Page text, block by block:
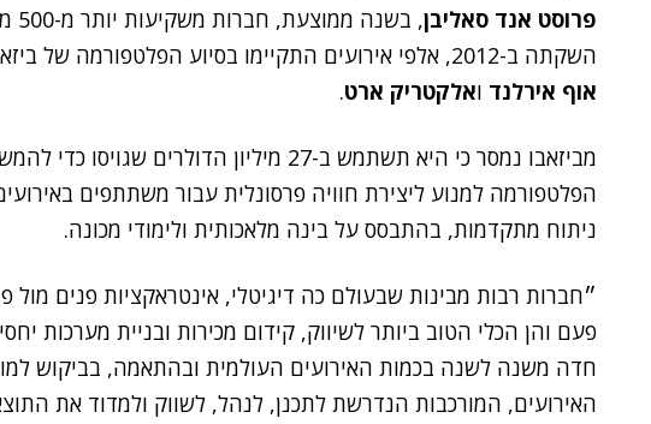
פרוסט אנד סאליבן
,
השקתה ב-2012, אלפי אירועים התקיימו בסיוע הפלטפורמה של ביזאבו, בהם של חברות כגון
אוף אירלנד ואלקטריק ארט.
מביזאבו נמסר כי היא תשתמש ב-27 מיליון
הפלטפורמה למנוע ליצירת חוויה פרסונלית עבור משתתפים
ניתוח מתקדמות, בהתבסס על בינה מלאכותית ולימודי מכונה.
״חברות רבות מבינות שבעולם כה דיגיטלי, אינטראקציות פנים מול
פעם והן הכלי הטוב ביותר לשיווק, קידום מכירות ובניית מערכות
חדה משנה לשנה בכמות האירועים העולמית ובהתאמה, בביקוש
האירועים, המורכבות הנדרשת לתכנן, לנהל, לשווק ולמדוד את